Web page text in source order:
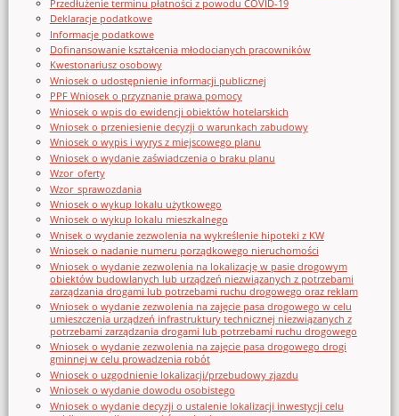
Przedłużenie terminu płatności z powodu COVID-19
Deklaracje podatkowe
Informacje podatkowe
Dofinansowanie kształcenia młodocianych pracowników
Kwestonariusz osobowy
Wniosek o udostępnienie informacji publicznej
PPF Wniosek o przyznanie prawa pomocy
Wniosek o wpis do ewidencji obiektów hotelarskich
Wniosek o przeniesienie decyzji o warunkach zabudowy
Wniosek o wypis i wyrys z miejscowego planu
Wniosek o wydanie zaświadczenia o braku planu
Wzor_oferty
Wzor_sprawozdania
Wniosek o wykup lokalu użytkowego
Wniosek o wykup lokalu mieszkalnego
Wnisek o wydanie zezwolenia na wykreślenie hipoteki z KW
Wniosek o nadanie numeru porządkowego nieruchomości
Wniosek o wydanie zezwolenia na lokalizację w pasie drogowym
obiektów budowlanych lub urządzeń niezwiązanych z potrzebami
zarządzania drogami lub potrzebami ruchu drogowego oraz reklam
Wniosek o wydanie zezwolenia na zajęcie pasa drogowego w celu
umieszczenia urządzeń infrastruktury technicznej niezwiązanych z
potrzebami zarządzania drogami lub potrzebami ruchu drogowego
Wniosek o wydanie zezwolenia na zajęcie pasa drogowego drogi
gminnej w celu prowadzenia robót
Wniosek o uzgodnienie lokalizacji/przebudowy zjazdu
Wniosek o wydanie dowodu osobistego
Wniosek o wydanie decyzji o ustalenie lokalizacji inwestycji celu